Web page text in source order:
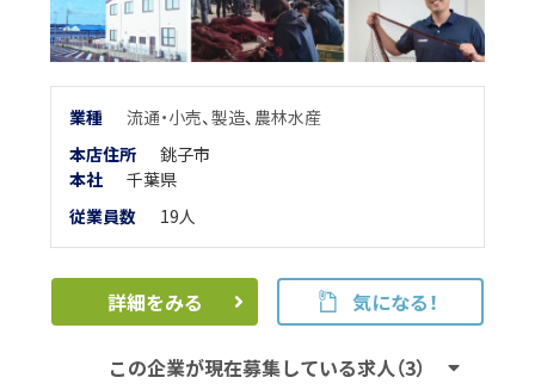
業種 流通・小売、製造、 農林水産
本店住所
銚子市
本社
千葉県
従業員数
19人
詳細をみる 気になる！
この企業が現在募集している求人（3）